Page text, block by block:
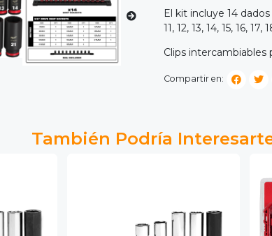
El kit incluye 14
11, 12, 13, 14, 15, 16, 17,
Clips intercambiables
Compartir en:
También Podría